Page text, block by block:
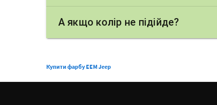
А якщо колір не підійде?
Купити фарбу EEM Jeep